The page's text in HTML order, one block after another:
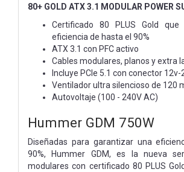
80+ GOLD ATX 3.1 MODULAR POWER
Certificado 80 PLUS Gold que
eficiencia de hasta el 90%
ATX 3.1 con PFC activo
Cables modulares, planos y extra
Incluye PCIe 5.1 con conector 12v-
Ventilador ultra silencioso de 120
Autovoltaje (100 - 240V AC)
Hummer GDM 750W
Diseñadas para garantizar una
90%, Hummer GDM, es la nueva
modulares con certificado 80 PLUS